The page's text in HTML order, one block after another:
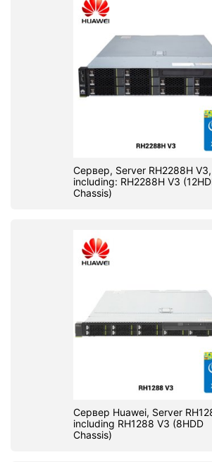
Сервер, Server RH2288H V3,
including: RH2288H V3
Chassis)
Сервер Huawei, Server
including RH1288 V3 (8HDD
Chassis)